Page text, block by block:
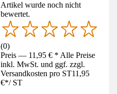
Artikel wurde noch nicht
bewertet.
(0)
Preis — 11,95 € * Alle Preise
inkl. MwSt. und ggf. zzgl.
Versandkosten pro ST11,95
€*/ ST